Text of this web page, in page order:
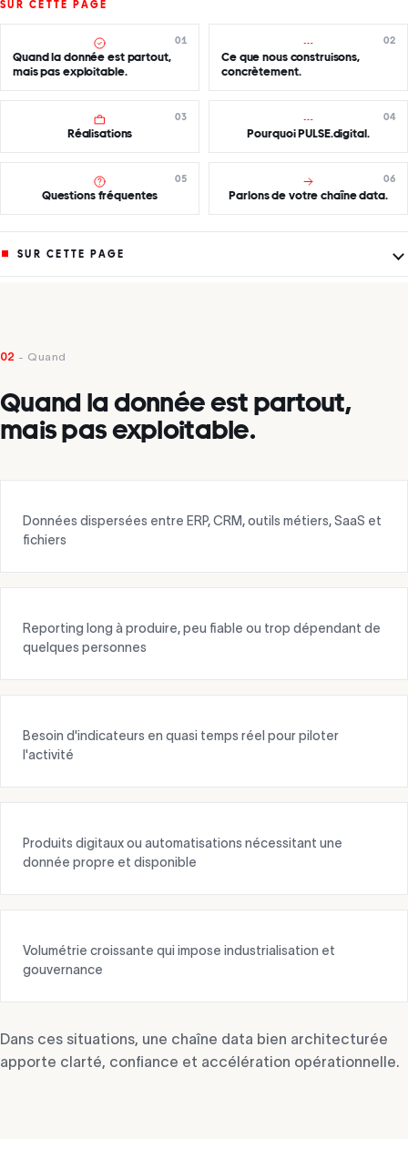
SUR CETTE PAGE
01
Quand la donnée est partout,
mais pas exploitable.
02
Ce que nous construisons,
concrètement.
03
Réalisations
04
Pourquoi PULSE.digital.
05
Questions fréquentes
06
Parlons de votre chaîne data.
SUR CETTE PAGE
02 - Quand
Quand la donnée est partout,
mais pas exploitable.
Données dispersées entre ERP, CRM, outils métiers, SaaS et
fichiers
Reporting long à produire, peu fiable ou trop dépendant de
quelques personnes
Besoin d'indicateurs en quasi temps réel pour piloter
l'activité
Produits digitaux ou automatisations nécessitant une
donnée propre et disponible
Volumétrie croissante qui impose industrialisation et
gouvernance
Dans ces situations, une chaîne data bien architecturée
apporte clarté, confiance et accélération opérationnelle.